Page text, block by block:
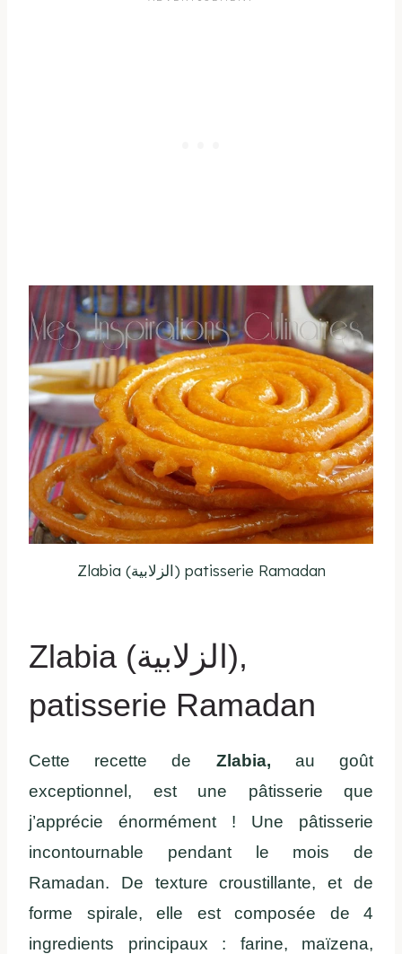
Zlabia (الزلابية) patisserie Ramadan
Zlabia (الزلابية),
patisserie Ramadan
Cette recette de Zlabia, au goût
exceptionnel, est une pâtisserie que
j’apprécie énormément ! Une pâtisserie
incontournable pendant le mois de
Ramadan. De texture croustillante, et de
forme spirale, elle est composée de 4
ingredients principaux : farine, maïzena,